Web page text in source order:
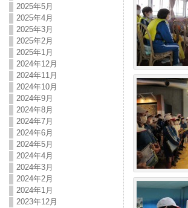
2025年5月
2025年4月
2025年3月
2025年2月
2025年1月
2024年12月
2024年11月
2024年10月
2024年9月
2024年8月
2024年7月
2024年6月
2024年5月
2024年4月
2024年3月
2024年2月
2024年1月
2023年12月